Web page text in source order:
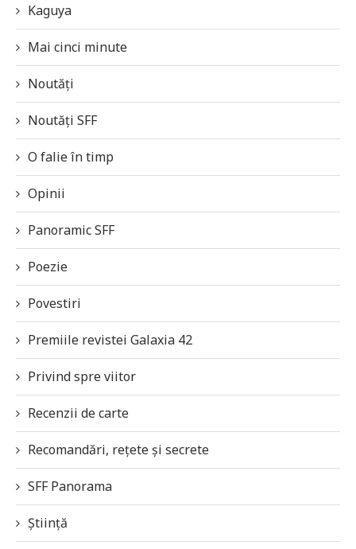
Kaguya
Mai cinci minute
Noutăți
Noutăți SFF
O falie în timp
Opinii
Panoramic SFF
Poezie
Povestiri
Premiile revistei Galaxia 42
Privind spre viitor
Recenzii de carte
Recomandări, rețete și secrete
SFF Panorama
Știință